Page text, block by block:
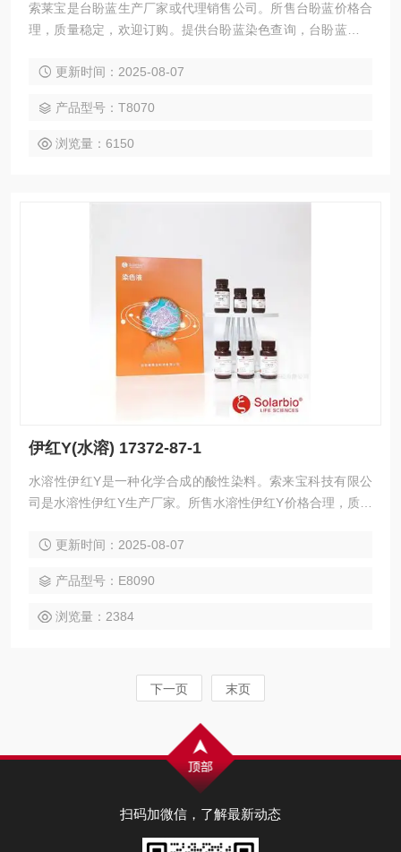
索莱宝是台盼蓝生产厂家或代理销售公司。所售台盼蓝价格合
理，质量稳定，欢迎订购。提供台盼蓝染色查询，台盼蓝配制
更新时间：2025-08-07
产品型号：T8070
浏览量：6150
伊红Y(水溶) 17372-87-1
水溶性伊红Y是一种化学合成的酸性染料。索来宝科技有限公
司是水溶性伊红Y生产厂家。所售水溶性伊红Y价格合理，质量
溶性伊红Y说明书下载。 伊红Y(水溶) 17372-87-1
更新时间：2025-08-07
产品型号：E8090
浏览量：2384
下一页 末页
扫码加微信，了解最新动态